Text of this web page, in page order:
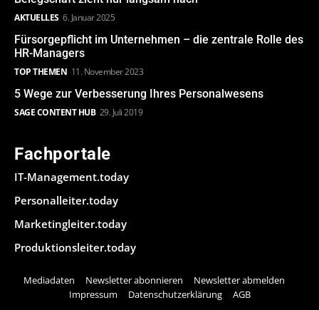
AKTUELLES 6. Januar 2025
Fürsorgepflicht im Unternehmen – die zentrale Rolle des
HR-Managers
TOP THEMEN 11. November 2023
5 Wege zur Verbesserung Ihres Personalwesens
SAGE CONTENT HUB 29. Juli 2019
Fachportale
IT-Management.today
Personalleiter.today
Marketingleiter.today
Produktionsleiter.today
Mediadaten Newsletter abonnieren
Newsletter abmelden
Impressum
Datenschutzerklärung AGB